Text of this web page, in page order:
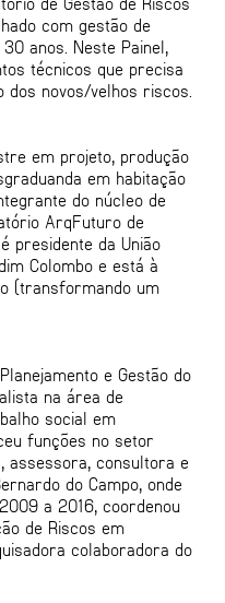
com gestão de
anos. Neste Painel,
técnicos que precisa
novos/velhos riscos.
em projeto, produção
em habitação
do núcleo de
ArqFuturo de
presidente da União
Colombo e está à
(transformando um
e Gestão do
na área de
social em
funções no setor
assessora, consultora e
do Campo, onde
a 2016, coordenou
de Riscos em
colaboradora do